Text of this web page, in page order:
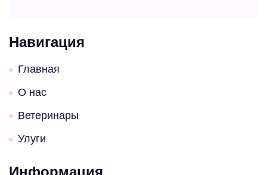
Навигация
Главная
О нас
Ветеринары
Улуги
Информация